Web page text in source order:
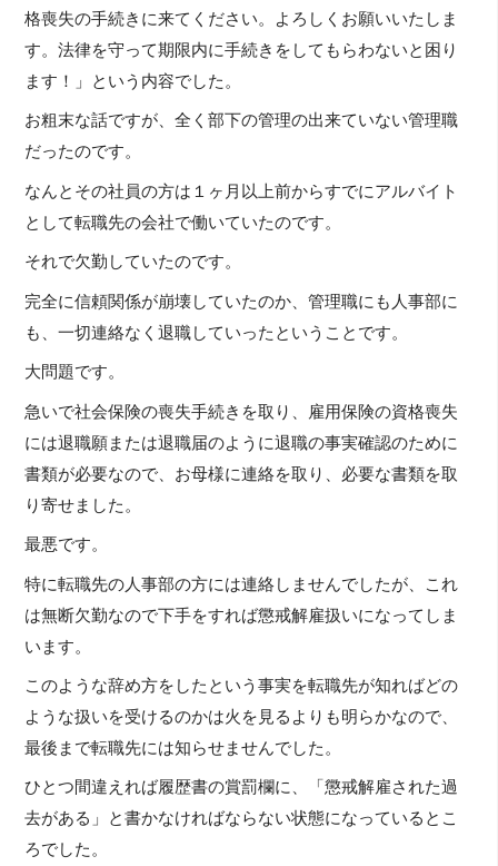
格喪失の手続きに来てください。よろしくお願いいたしま
す。法律を守って期限内に手続きをしてもらわないと困り
ます！」という内容でした。
お粗末な話ですが、全く部下の管理の出来ていない管理職
だったのです。
なんとその社員の方は１ヶ月以上前からすでにアルバイト
として転職先の会社で働いていたのです。
それで欠勤していたのです。
完全に信頼関係が崩壊していたのか、管理職にも人事部に
も、一切連絡なく退職していったということです。
大問題です。
急いで社会保険の喪失手続きを取り、雇用保険の資格喪失
には退職願または退職届のように退職の事実確認のために
書類が必要なので、お母様に連絡を取り、必要な書類を取
り寄せました。
最悪です。
特に転職先の人事部の方には連絡しませんでしたが、これ
は無断欠勤なので下手をすれば懲戒解雇扱いになってしま
います。
このような辞め方をしたという事実を転職先が知ればどの
ような扱いを受けるのかは火を見るよりも明らかなので、
最後まで転職先には知らせませんでした。
ひとつ間違えれば履歴書の賞罰欄に、「懲戒解雇された過
去がある」と書かなければならない状態になっているとこ
ろでした。